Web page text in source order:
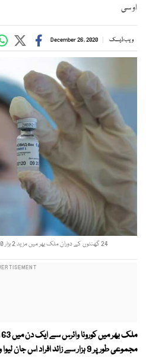
او سی
ویب ڈیسک December 26, 2020
24 گھنٹوں کے دوران ملک بھر میں مزید 2 ہزار 260 مثبت کیسز رپورٹ ہوئے، فوٹوفائل
مجموعی طور پر 9 ہزار سے زائد افراد